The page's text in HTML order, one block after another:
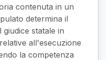
contenuta in un
determina il
giudice statale in
all'esecuzione
la competenza